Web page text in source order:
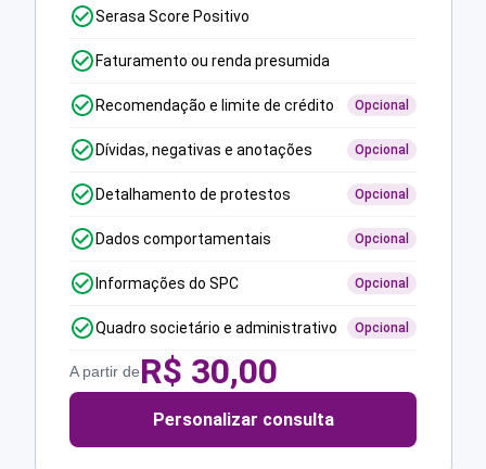
Serasa Score Positivo
Faturamento ou renda presumida
Recomendação e limite de crédito Opcional
Dívidas, negativas e anotações Opcional
Detalhamento de protestos Opcional
Dados comportamentais Opcional
Informações do SPC Opcional
Quadro societário e administrativo Opcional
A partir deR$ 30,00
Personalizar consulta